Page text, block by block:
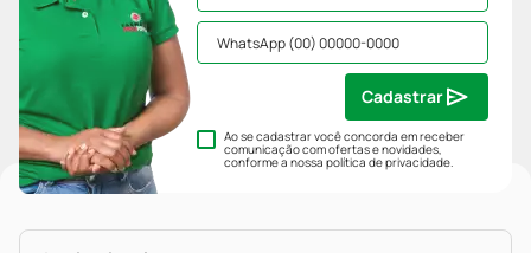
Ao se cadastrar você concorda em receber
comunicação com ofertas e novidades,
conforme a nossapolítica de privacidade.
Cadastrar